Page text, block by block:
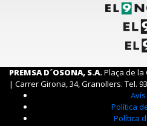
PREMSA D´OSONA, S.A.Plaça de la
| Carrer Girona, 34, Granollers. Tel.
Política
Política